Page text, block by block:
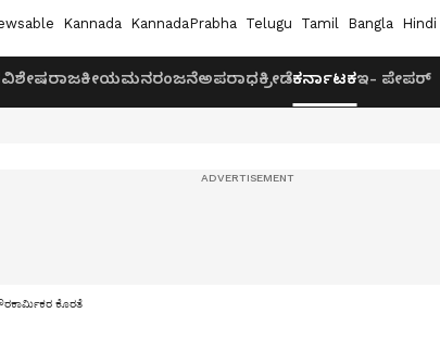
Kannada KannadaPrabha Telugu Tamil Bangla Hindi
ವಿಶೇಷರಾಜಕೀಯಮನರಂಜನೆಅಪರಾಧಕ್ರೀಡೆಕರ್ನಾಟಕಇ- ಪೇಪರ್
ಕೊರತೆ